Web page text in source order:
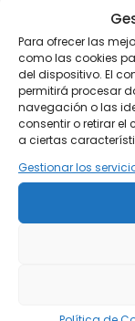
Para ofrecer las
como las cookies
del dispositivo. El
permitirá procesar
navegación o las
consentir o retirar
a ciertas
Gestionar los
de los
son
días